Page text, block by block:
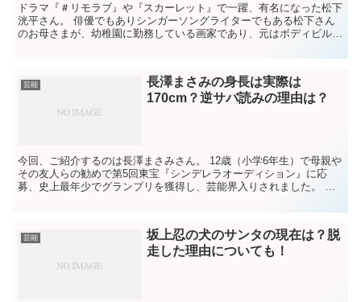
ドラマ『＃リモラブ』や『スカーレット』で一躍、有名になった松下
洸平さん。 俳優でもありシンガーソングライターでもある松下さん
のお母さまが、幼稚園に勤務している画家であり、元はボディビルダ
芸能
長澤まさみの身長は実際は
170cm？逆サバ読みの理由は？
今回、ご紹介するのは長澤まさみさん。 12歳（小学6年生）で母親や
その友人らの勧めで第5回東宝『シンデレラオーディション』に応
募、史上最年少でグランプリを獲得し、芸能界入りされました。 テ
芸能
坂上忍の犬のサンタの現在は？脱
走した理由についても！